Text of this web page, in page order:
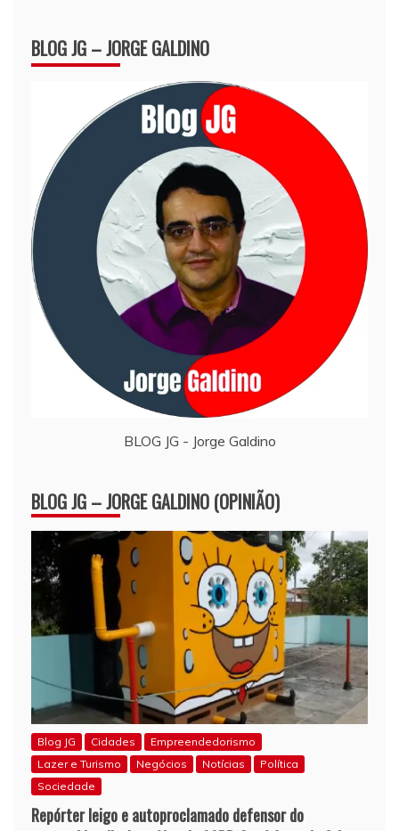
BLOG JG – JORGE GALDINO
BLOG JG - Jorge Galdino
BLOG JG – JORGE GALDINO (OPINIÃO)
Blog JG Cidades
Empreendedorismo
Lazer e Turismo
Negócios Notícias
Política
Sociedade
Repórter leigo e autoproclamado defensor do